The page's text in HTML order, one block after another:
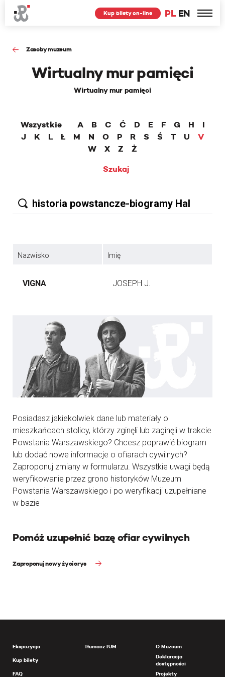
PL EN
Kup bilety on-line
Zasoby muzeum
Wirtualny mur pamięci
Wirtualny mur pamięci
Wszystkie A B C Ć D E F G H
I
J
K L Ł M N O P R S Ś T U
V
W
X Z
Ż
Szukaj
Nazwisko Imię
VIGNA JOSEPH J.
Posiadasz jakiekolwiek dane lub materiały o
mieszkańcach stolicy, którzy zginęli lub zaginęli w trakcie
Powstania Warszawskiego? Chcesz poprawić biogram
lub dodać nowe informacje o ofiarach cywilnych?
Zaproponuj zmiany w formularzu. Wszystkie uwagi będą
weryfikowanie przez grono historyków Muzeum
Powstania Warszawskiego i po weryfikacji uzupełniane
w bazie
Pomóż uzupełnić bazę ofiar cywilnych
Zaproponuj nowy życiorys
Ekspozycja
Kup bilety
FAQ
Tłumacz PJM
O Muzeum
Deklaracja
dostępności
Projekty